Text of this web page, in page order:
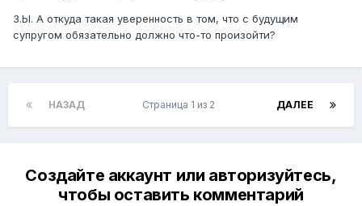
З.Ы. А откуда такая уверенность в том, что с будущим
супругом обязательно должно что-то произойти?
НАЗАД ДАЛЕЕ
Страница 1 из 2
Создайте аккаунт или авторизуйтесь,
чтобы оставить комментарий